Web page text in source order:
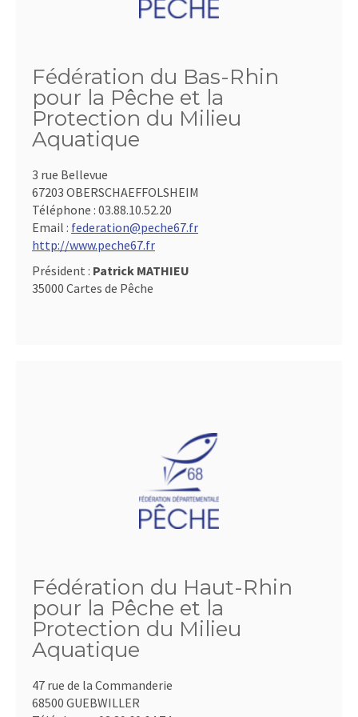
Fédération du Bas-Rhin
pour la Pêche et la
Protection du Milieu
Aquatique
3 rue Bellevue
67203 OBERSCHAEFFOLSHEIM
Téléphone : 03.88.10.52.20
Email : federation@peche67.fr
http://www.peche67.fr
Président : Patrick MATHIEU
35000 Cartes de Pêche
Fédération du Haut-Rhin
pour la Pêche et la
Protection du Milieu
Aquatique
47 rue de la Commanderie
68500 GUEBWILLER